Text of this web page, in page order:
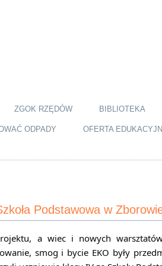
ZGOK RZĘDÓW BIBLIOTEKA
ODPADY OFERTA
Podstawowa w
a wiec i nowych
smog i bycie EKO były